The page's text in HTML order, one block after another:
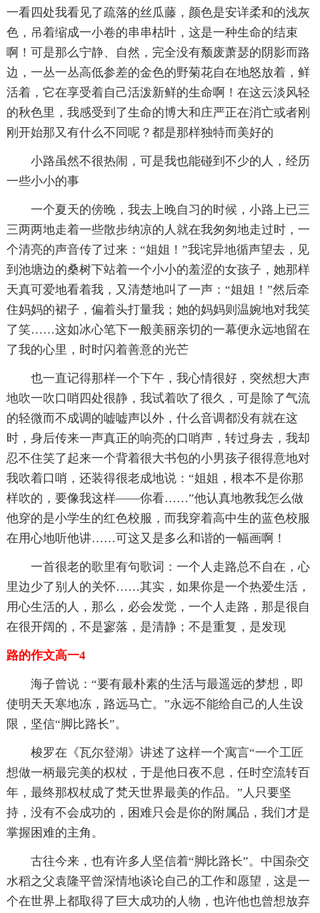
一看四处我看见了疏落的丝瓜藤，颜色是安详柔和的浅灰
色，吊着缩成一小卷的串串枯叶，这是一种生命的结束
啊！可是那么宁静、自然，完全没有颓废萧瑟的阴影而路
边，一丛一丛高低参差的金色的野菊花自在地怒放着，鲜
活着，它在享受着自己活泼新鲜的生命啊！在这云淡风轻
的秋色里，我感受到了生命的博大和庄严正在消亡或者刚
刚开始那又有什么不同呢？都是那样独特而美好的
小路虽然不很热闹，可是我也能碰到不少的人，经历
一些小小的事
一个夏天的傍晚，我去上晚自习的时候，小路上已三
三两两地走着一些散步纳凉的人就在我匆匆地走过时，一
个清亮的声音传了过来：“姐姐！”我诧异地循声望去，见
到池塘边的桑树下站着一个小小的羞涩的女孩子，她那样
天真可爱地看着我，又清楚地叫了一声：“姐姐！”然后牵
住妈妈的裙子，偏着头打量我；她的妈妈则温婉地对我笑
了笑……这如冰心笔下一般美丽亲切的一幕便永远地留在
了我的心里，时时闪着善意的光芒
也一直记得那样一个下午，我心情很好，突然想大声
地吹一吹口哨四处很静，我试着吹了很久，可是除了气流
的轻微而不成调的嘘嘘声以外，什么音调都没有就在这
时，身后传来一声真正的响亮的口哨声，转过身去，我却
忍不住笑了起来一个背着很大书包的小男孩子很得意地对
我吹着口哨，还装得很老成地说：“姐姐，根本不是你那
样吹的，要像我这样——你看……”他认真地教我怎么做
他穿的是小学生的红色校服，而我穿着高中生的蓝色校服
在用心地听他讲……可这又是多么和谐的一幅画啊！
一首很老的歌里有句歌词：一个人走路总不自在，心
里边少了别人的关怀……其实，如果你是一个热爱生活，
用心生活的人，那么，必会发觉，一个人走路，那是很自
在很开阔的，不是寥落，是清静；不是重复，是发现
路的作文高一4
海子曾说：“要有最朴素的生活与最遥远的梦想，即
使明天天寒地冻，路远马亡。”永远不能给自己的人生设
限，坚信“脚比路长”。
梭罗在《瓦尔登湖》讲述了这样一个寓言“一个工匠
想做一柄最完美的权杖，于是他日夜不息，任时空流转百
年，最终那权杖成了梵天世界最美的作品。”人只要坚
持，没有不会成功的，困难只会是你的附属品，我们才是
掌握困难的主角。
古往今来，也有许多人坚信着“脚比路长”。中国杂交
水稻之父袁隆平曾深情地谈论自己的工作和愿望，这是一
个在世界上都取得了巨大成功的人物，也许他也曾想放弃